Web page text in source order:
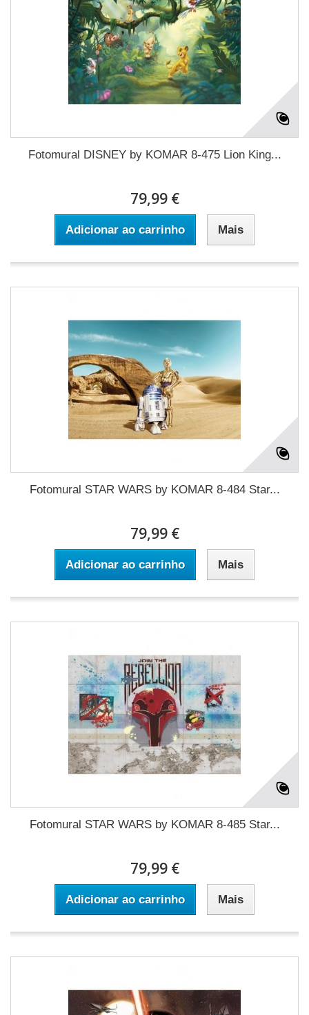
Fotomural DISNEY by KOMAR 8-475 Lion King...
79,99 €
Adicionar ao carrinho Mais
Fotomural STAR WARS by KOMAR 8-484 Star...
79,99 €
Adicionar ao carrinho Mais
Fotomural STAR WARS by KOMAR 8-485 Star...
79,99 €
Adicionar ao carrinho Mais